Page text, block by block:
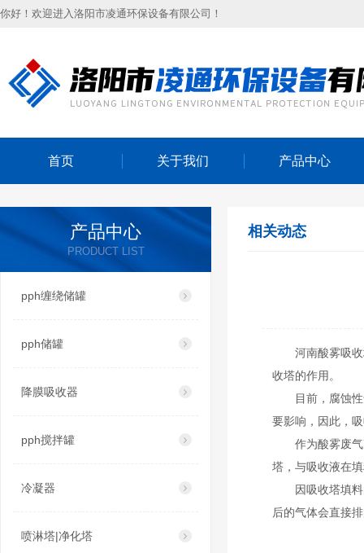
你好！欢迎进入洛阳市凌通环保设备有限公司！
首页 关于我们 产品中心
产品中心
PRODUCT LIST
pph缠绕储罐
pph储罐
降膜吸收器
pph搅拌罐
冷凝器
喷淋塔|净化塔
相关动态
河南酸雾吸
收塔的作用。
目前，腐蚀
要影响，因此，
作为酸雾废
塔，与吸收液在
因吸收塔填
后的气体会直接